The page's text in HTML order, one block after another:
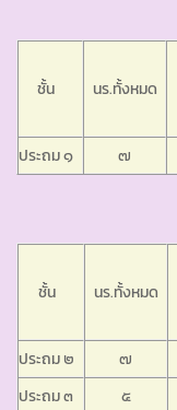
ชั้น นร.ทั้งหมด
ประถม ๑ ๗
ชั้น นร.ทั้งหมด
ประถม ๒ ๗
ประถม ๓
๕